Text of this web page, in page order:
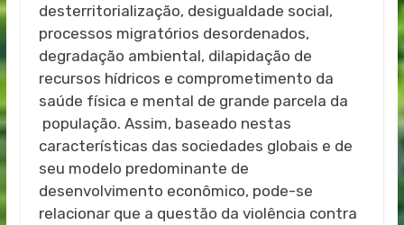
desterritorialização, desigualdade social,
processos migratórios desordenados,
degradação ambiental, dilapidação de
recursos hídricos e comprometimento da
saúde física e mental de grande parcela da
população. Assim, baseado nestas
características das sociedades globais e de
seu modelo predominante de
desenvolvimento econômico, pode-se
relacionar que a questão da violência contra